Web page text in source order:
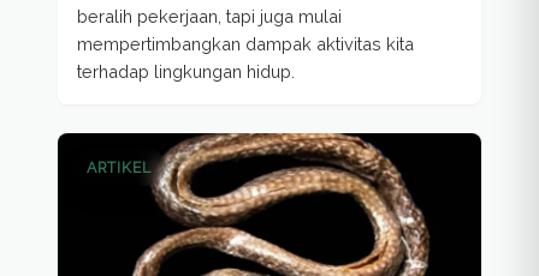
beralih pekerjaan, tapi juga mulai
mempertimbangkan dampak aktivitas kita
terhadap lingkungan hidup.
ARTIKEL